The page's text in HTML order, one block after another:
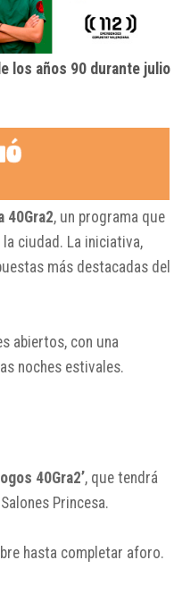
los años 90 durante julio
40Gra2, un programa que
ciudad. La iniciativa,
más destacadas del
abiertos, con una
noches estivales.
40Gra2’, que tendrá
Princesa.
hasta completar aforo.